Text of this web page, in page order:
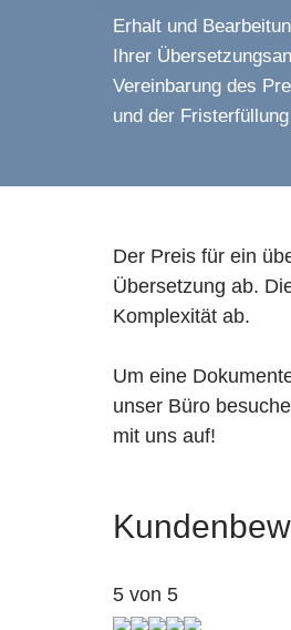
Erhalt und
Ihrer
Vereinbarung des
und der Fristerfüllung
Der Preis für ein
Übersetzung ab.
Komplexität ab.
Um eine
unser Büro
mit uns auf!
5 von 5